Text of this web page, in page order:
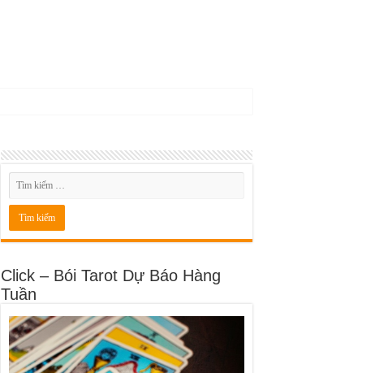
Click – Bói Tarot Dự Báo Hàng
Tuần